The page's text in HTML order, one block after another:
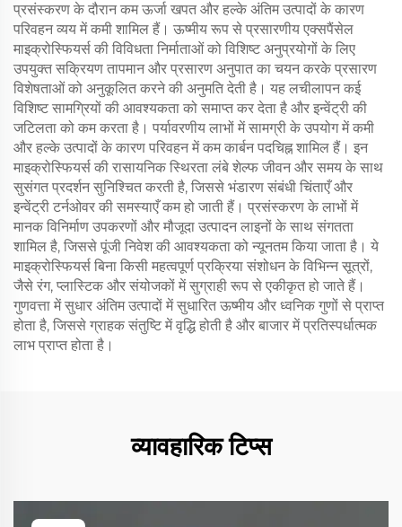
प्रसंस्करण के दौरान कम ऊर्जा खपत और हल्के अंतिम उत्पादों के कारण
परिवहन व्यय में कमी शामिल हैं। ऊष्मीय रूप से प्रसारणीय एक्सपैंसेल
माइक्रोस्फियर्स की विविधता निर्माताओं को विशिष्ट अनुप्रयोगों के लिए
उपयुक्त सक्रियण तापमान और प्रसारण अनुपात का चयन करके प्रसारण
विशेषताओं को अनुकूलित करने की अनुमति देती है। यह लचीलापन कई
विशिष्ट सामग्रियों की आवश्यकता को समाप्त कर देता है और इन्वेंट्री की
जटिलता को कम करता है। पर्यावरणीय लाभों में सामग्री के उपयोग में कमी
और हल्के उत्पादों के कारण परिवहन में कम कार्बन पदचिह्न शामिल हैं। इन
माइक्रोस्फियर्स की रासायनिक स्थिरता लंबे शेल्फ जीवन और समय के साथ
सुसंगत प्रदर्शन सुनिश्चित करती है, जिससे भंडारण संबंधी चिंताएँ और
इन्वेंट्री टर्नओवर की समस्याएँ कम हो जाती हैं। प्रसंस्करण के लाभों में
मानक विनिर्माण उपकरणों और मौजूदा उत्पादन लाइनों के साथ संगतता
शामिल है, जिससे पूंजी निवेश की आवश्यकता को न्यूनतम किया जाता है। ये
माइक्रोस्फियर्स बिना किसी महत्वपूर्ण प्रक्रिया संशोधन के विभिन्न सूत्रों,
जैसे रंग, प्लास्टिक और संयोजकों में सुग्राही रूप से एकीकृत हो जाते हैं।
गुणवत्ता में सुधार अंतिम उत्पादों में सुधारित ऊष्मीय और ध्वनिक गुणों से प्राप्त
होता है, जिससे ग्राहक संतुष्टि में वृद्धि होती है और बाजार में प्रतिस्पर्धात्मक
लाभ प्राप्त होता है।
व्यावहारिक टिप्स